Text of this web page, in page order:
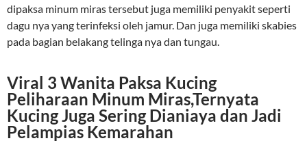
dipaksa minum miras tersebut juga memiliki penyakit seperti
dagu nya yang terinfeksi oleh jamur. Dan juga memiliki skabies
pada bagian belakang telinga nya dan tungau.
Viral 3 Wanita Paksa Kucing
Peliharaan Minum Miras,Ternyata
Kucing Juga Sering Dianiaya dan Jadi
Pelampias Kemarahan